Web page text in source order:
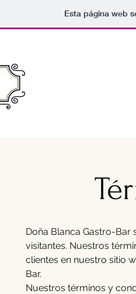
Esta página web
Doña Blanca Gastro-
visitantes. Nuestros
clientes en nuestro sitio
Bar.
Nuestros términos y